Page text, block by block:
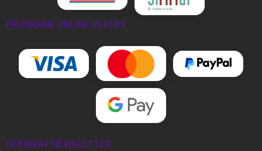
PŘIJÍMÁME ONLINE PLATBY
ODEBÍRAT NEWSLETTER